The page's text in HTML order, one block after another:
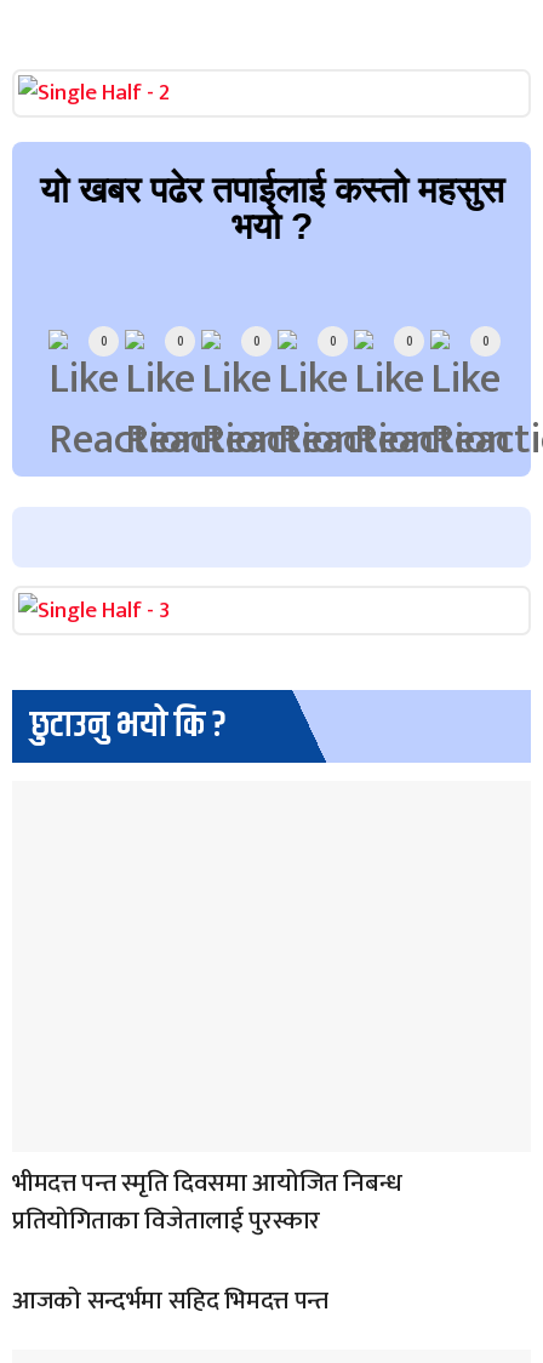
यो खबर पढेर तपाईलाई कस्तो महसुस
भयो ?
0 0 0 0 0 0
छुटाउनु भयो कि ?
भीमदत्त पन्त स्मृति दिवसमा आयोजित निबन्ध
प्रतियोगिताका विजेतालाई पुरस्कार
आजको सन्दर्भमा सहिद भिमदत्त पन्त